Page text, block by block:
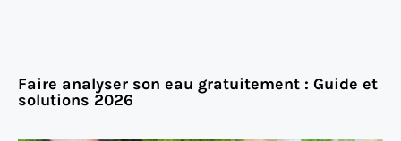
Faire analyser son eau gratuitement : Guide et
solutions 2026